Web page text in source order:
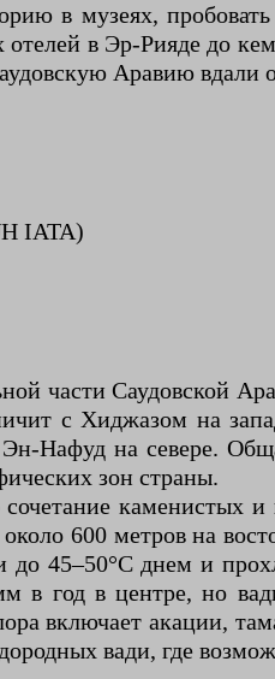
в музеях,
в Эр-Рияде до
Аравию вдали
IATA)
части Саудовской
с Хиджазом на
Нафуд на севере.
зон страны.
каменистых
около 600 метров на
до 45–50°C днем и
год в центре, но вади
включает акации,
вади, где